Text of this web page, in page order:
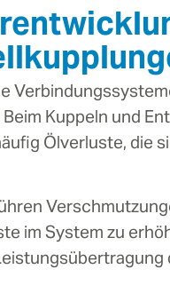
Kuppeln und
Ölverluste, die
im System zu